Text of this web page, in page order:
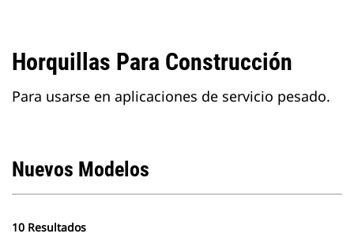
Horquillas Para Construcción
Para usarse en aplicaciones de servicio pesado.
Nuevos Modelos
10 Resultados